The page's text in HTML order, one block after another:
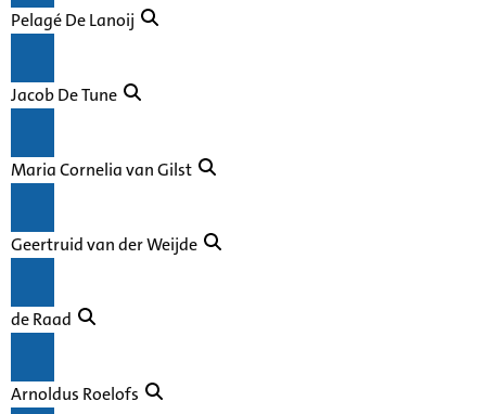
Pelagé De Lanoij
Jacob De Tune
Maria Cornelia van Gilst
Geertruid van der Weijde
de Raad
Arnoldus Roelofs